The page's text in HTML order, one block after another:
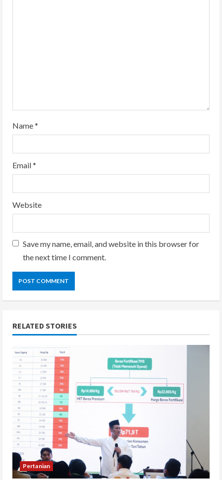
Name*
Email*
Website
Save my name, email, and website in this browser for
the next time I comment.
RELATED STORIES
Pertanian